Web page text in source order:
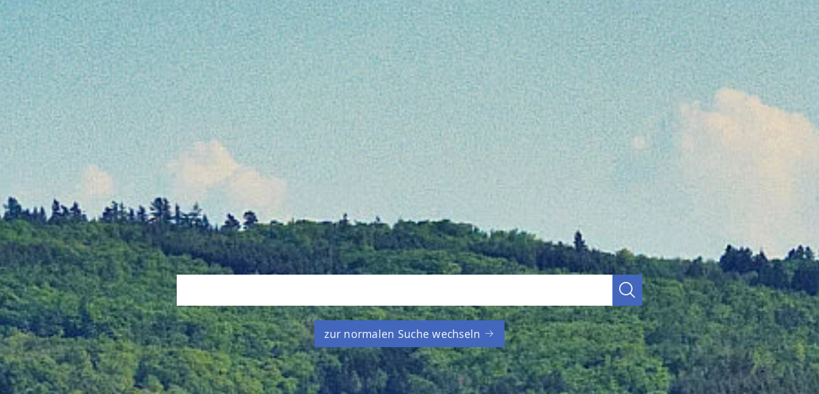
zur normalen Suche wechseln